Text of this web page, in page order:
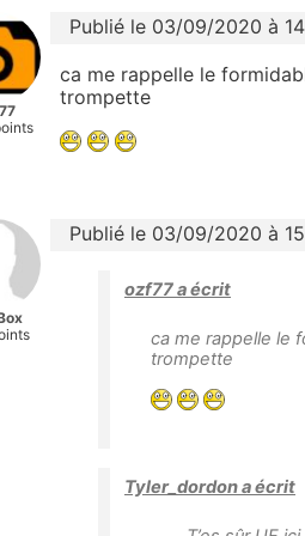
Publié le 03/09/2020 à
ca me rappelle le
trompette
Publié le 03/09/2020 à
ozf77 a écrit
ca me rappelle le
trompette
Tyler_dordon a écrit